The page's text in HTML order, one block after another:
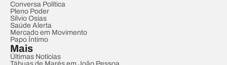
Conversa Política
Pleno Poder
Sílvio Osias
Saúde Alerta
Mercado em Movimento
Papo Íntimo
Mais
Últimas Notícias